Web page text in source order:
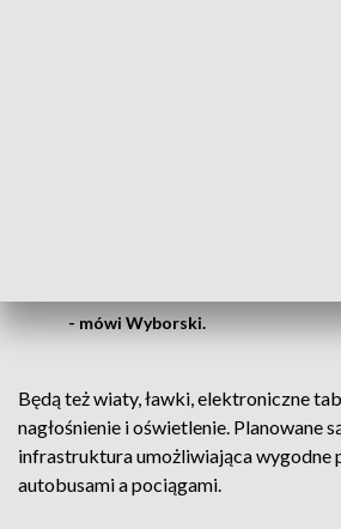
- mówi Wyborski.
Będą też wiaty, ławki, elektroniczne
nagłośnienie i oświetlenie. Planowane
infrastruktura umożliwiająca wygodne
autobusami a pociągami.